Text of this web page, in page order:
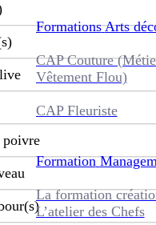
Formations Arts
CAP Couture
Vêtement Flou)
CAP Fleuriste
Formation
La formation
L’atelier des Chefs